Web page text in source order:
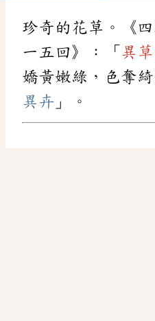
珍奇的花草。《
一五回》：「 異
嬌黃嫩綠，色奪
異卉 」。